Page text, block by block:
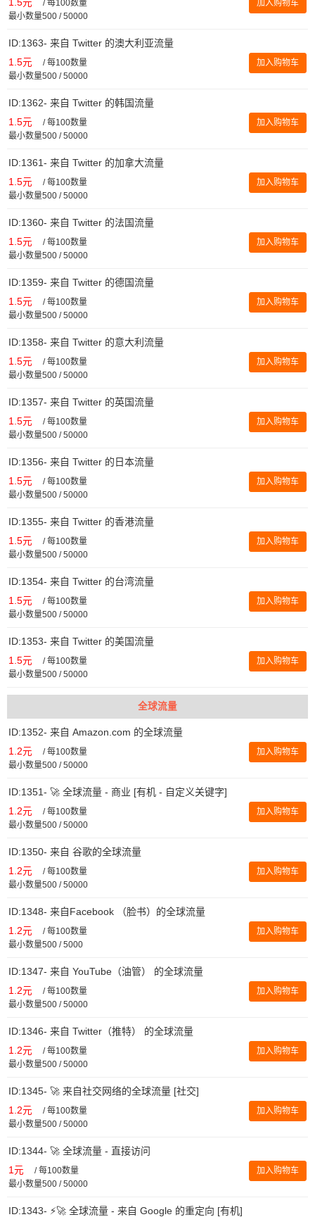
1.5元 / 每100数量
最小数量500 / 50000
加入购物车
ID:1363- 来自 Twitter 的澳大利亚流量
1.5元 /每100数量
最小数量500 / 50000
加入购物车
ID:1362- 来自 Twitter 的韩国流量
1.5元 /每100数量
最小数量500 / 50000
加入购物车
ID:1361- 来自 Twitter 的加拿大流量
1.5元 /每100数量
最小数量500 / 50000
加入购物车
ID:1360- 来自 Twitter 的法国流量
1.5元 /每100数量
最小数量500 / 50000
加入购物车
ID:1359- 来自 Twitter 的德国流量
1.5元 /每100数量
最小数量500 / 50000
加入购物车
ID:1358- 来自 Twitter 的意大利流量
1.5元 /每100数量
最小数量500 / 50000
加入购物车
ID:1357- 来自 Twitter 的英国流量
1.5元 /每100数量
最小数量500 / 50000
加入购物车
ID:1356- 来自 Twitter 的日本流量
1.5元 /每100数量
最小数量500 / 50000
加入购物车
ID:1355- 来自 Twitter 的香港流量
1.5元 /每100数量
最小数量500 / 50000
加入购物车
ID:1354- 来自 Twitter 的台湾流量
1.5元 /每100数量
最小数量500 / 50000
加入购物车
ID:1353- 来自 Twitter 的美国流量
1.5元 /每100数量
最小数量500 / 50000
加入购物车
全球流量
ID:1352- 来自 Amazon.com 的全球流量
1.2元 /每100数量
最小数量500 / 50000
加入购物车
ID:1351- 🚀 全球流量 - 商业 [有机 - 自定义关键字]
1.2元 /每100数量
最小数量500 / 50000
加入购物车
ID:1350- 来自 谷歌的全球流量
1.2元 /每100数量
最小数量500 / 50000
加入购物车
ID:1348- 来自Facebook （脸书）的全球流量
1.2元 /每100数量
最小数量500 / 5000
加入购物车
ID:1347- 来自 YouTube（油管） 的全球流量
1.2元 /每100数量
最小数量500 / 50000
加入购物车
ID:1346- 来自 Twitter（推特） 的全球流量
1.2元 /每100数量
最小数量500 / 50000
加入购物车
ID:1345- 🚀 来自社交网络的全球流量 [社交]
1.2元 /每100数量
最小数量500 / 50000
加入购物车
ID:1344- 🚀 全球流量 - 直接访问
1元 /每100数量
最小数量500 / 50000
加入购物车
ID:1343- ⚡️🚀 全球流量 - 来自 Google 的重定向 [有机]